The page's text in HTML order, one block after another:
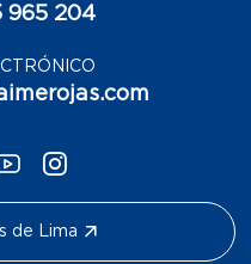
965 204
de Lima